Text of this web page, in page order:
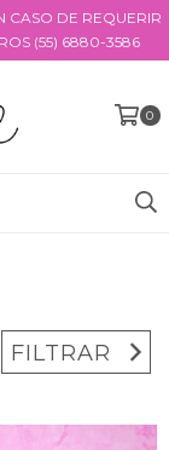
CASO DE REQUERIR
(55) 6880-3586
0
FILTRAR